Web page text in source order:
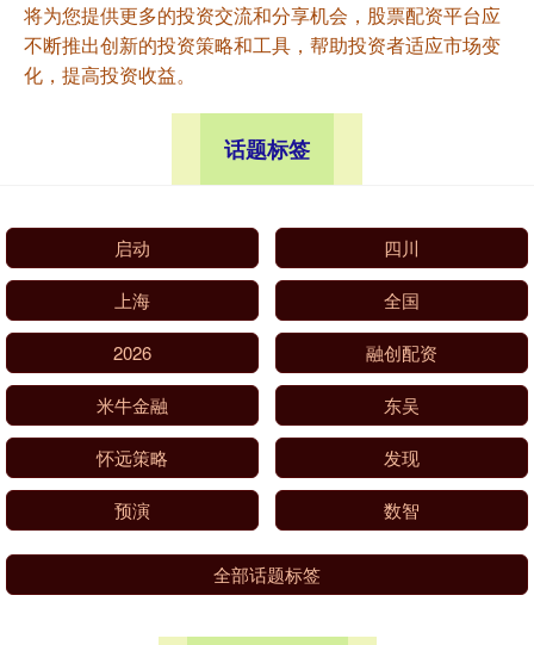
将为您提供更多的投资交流和分享机会，股票配资平台应
不断推出创新的投资策略和工具，帮助投资者适应市场变
化，提高投资收益。
话题标签
启动 四川
上海 全国
2026 融创配资
米牛金融 东吴
怀远策略 发现
预演 数智
全部话题标签